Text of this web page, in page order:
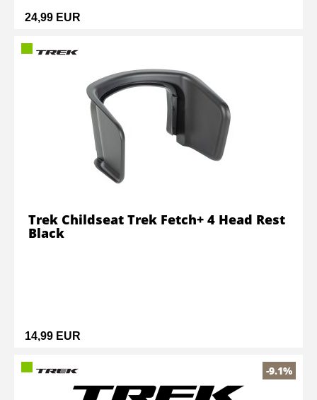
24,99 EUR
14,99 EUR
Trek Childseat Trek Fetch+ 4 Head Rest
Black
-9.1%